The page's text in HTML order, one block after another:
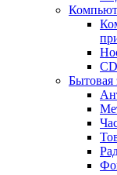
Бытовая